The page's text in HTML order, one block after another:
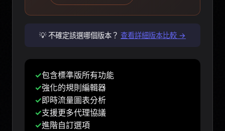
💡 不確定該選哪個版本？ 查看詳細版本比較 →
✓包含標準版所有功能
✓強化的規則編輯器
✓即時流量圖表分析
✓支援更多代理協議
✓進階自訂選項